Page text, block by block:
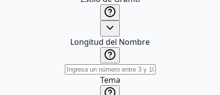
Longitud del Nombre
Tema